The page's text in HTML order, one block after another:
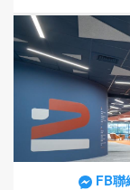
擇 •私人獨立
位：穩定舒適
安排 尖端會議
備，無論是
FB聯